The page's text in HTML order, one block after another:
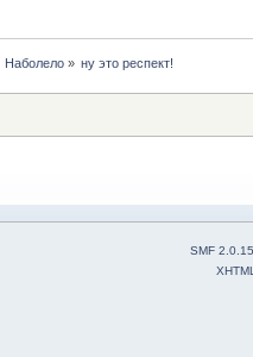
Наболело» ну это респект!
SMF 2.0.15